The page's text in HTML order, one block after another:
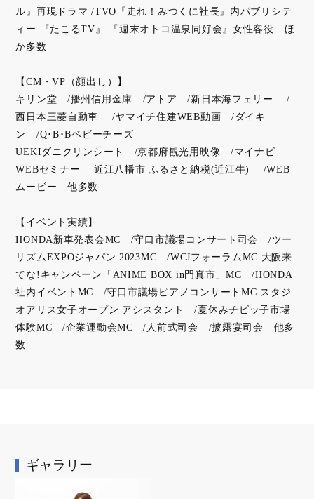
ル』再現ドラマ /TVO『走れ！みつくに社長』内パブリシテ
ィー 『たこるTV』 『週末オトコ温泉同好会』女性客役 ほ
か多数
【CM・VP（顔出し）】
キリン堂 /播州信用金庫 /アトア /新日本海フェリー /
西日本三菱自動車 /ヤマイチ住建WEB動画 /ダイキ
ン /Q･B･Bベビーチーズ
UEKIダニクリンシート /京都府観光用映像 /マイナビ
WEBセミナー 近江八幡市 ふるさと納税(近江牛) /WEB
ムービー 他多数
【イベント実績】
HONDA新車発表会MC /守口市議場コンサート司会 /ツー
リズムEXPOジャパン 2023MC /WCJフォーラムMC 大阪来
てな!キャンペーン「ANIME BOX in門真市」MC /HONDA
社内イベントMC /守口市議場ピアノコンサートMC スタジ
オアリス女子オープン アシスタント /夏休みチビッ子市場
体験MC /企業運動会MC /人前式司会 /披露宴司会 他多
数
ギャラリー